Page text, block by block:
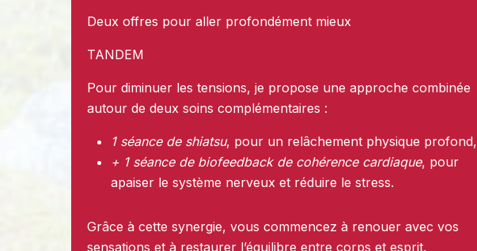
Deux offres pour aller profondément mieux
TANDEM
Pour diminuer les tensions, je propose une approche combinée
autour de deux soins complémentaires :
1 séance de shiatsu, pour un relâchement physique profond,
+ 1 séance de biofeedback de cohérence cardiaque, pour
apaiser le système nerveux et réduire le stress.
Grâce à cette synergie, vous commencez à renouer avec vos
sensations et à restaurer l’équilibre entre corps et esprit.